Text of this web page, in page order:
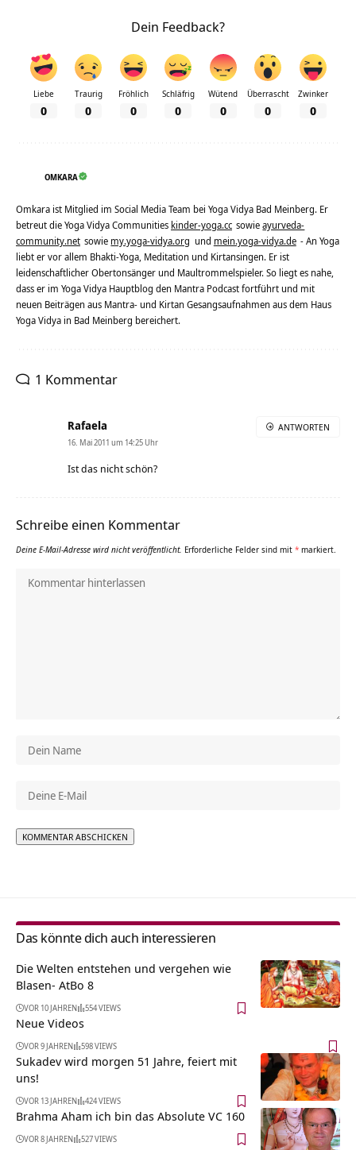
Dein Feedback?
Liebe
0
Traurig
0
Fröhlich
0
Schläfrig
0
Wütend
0
Überrascht
0
Zwinker
0
OMKARA
Omkara ist Mitglied im Social Media Team bei Yoga Vidya Bad Meinberg. Er
betreut die Yoga Vidya Communities kinder-yoga.cc sowieayurveda-
community.net sowie my.yoga-vidya.org und mein.yoga-vidya.de - An Yoga
liebt er vor allem Bhakti-Yoga, Meditation und Kirtansingen. Er ist
leidenschaftlicher Obertonsänger und Maultrommelspieler. So liegt es nahe,
dass er im Yoga Vidya Hauptblog den Mantra Podcast fortführt und mit
neuen Beiträgen aus Mantra- und Kirtan Gesangsaufnahmen aus dem Haus
Yoga Vidya in Bad Meinberg bereichert.
1 Kommentar
Rafaela
16. Mai 2011 um 14:25 Uhr
Ist das nicht schön?
ANTWORTEN
Schreibe einen Kommentar
Deine E-Mail-Adresse wird nicht veröffentlicht. Erforderliche Felder sind mit * markiert.
Das könnte dich auch interessieren
Die Welten entstehen und vergehen wie
Blasen- AtBo 8
VOR 10 JAHREN 554 VIEWS
Neue Videos
VOR 9 JAHREN 598 VIEWS
Sukadev wird morgen 51 Jahre, feiert mit
uns!
VOR 13 JAHREN 424 VIEWS
Brahma Aham ich bin das Absolute VC 160
VOR 8 JAHREN 527 VIEWS